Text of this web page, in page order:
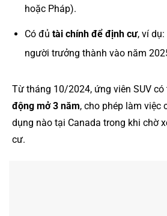
hoặc Pháp).
Có đủ tài chính để định cư, ví dụ:
người trưởng thành vào năm
Từ tháng 10/2024, ứng viên SUV có
động mở 3 năm, cho phép làm việc
dụng nào tại Canada trong khi chờ
cư.